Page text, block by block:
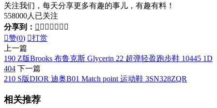
关注我们，每天分享更多有趣的事儿，有趣有料！
558000人已关注
分享到：       
赞(0) 打赏
上一篇
190 Z版Brooks 布鲁克斯 Glycerin 22 超弹轻盈跑步鞋 10445 1D
404 下一篇
210 S版DIOR 迪奥B01 Match point 运动鞋 3SN328ZQR
相关推荐